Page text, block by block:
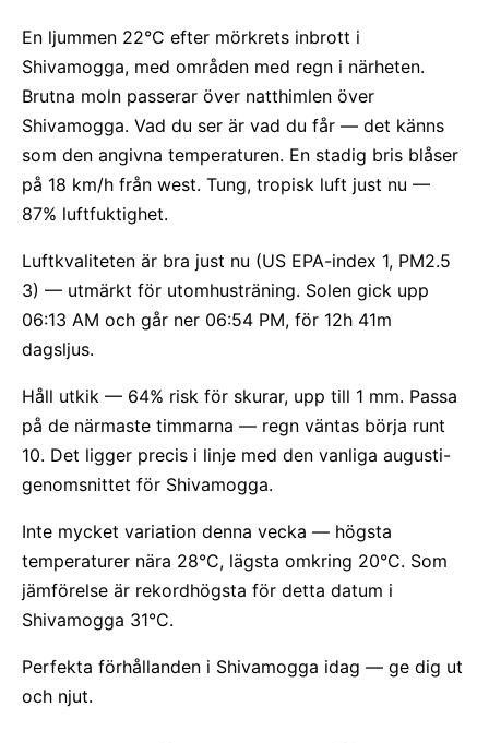
En ljummen 22°C efter mörkrets inbrott i
Shivamogga, med områden med regn i närheten.
Brutna moln passerar över natthimlen över
Shivamogga. Vad du ser är vad du får — det känns
som den angivna temperaturen. En stadig bris blåser
på 18 km/h från west. Tung, tropisk luft just nu —
87% luftfuktighet.
Luftkvaliteten är bra just nu (US EPA-index 1, PM2.5
3) — utmärkt för utomhusträning. Solen gick upp
06:13 AM och går ner 06:54 PM, för 12h 41m
dagsljus.
Håll utkik — 64% risk för skurar, upp till 1 mm. Passa
på de närmaste timmarna — regn väntas börja runt
10. Det ligger precis i linje med den vanliga augusti-
genomsnittet för Shivamogga.
Inte mycket variation denna vecka — högsta
temperaturer nära 28°C, lägsta omkring 20°C. Som
jämförelse är rekordhögsta för detta datum i
Shivamogga 31°C.
Perfekta förhållanden i Shivamogga idag — ge dig ut
och njut.